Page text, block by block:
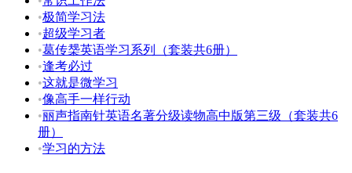
•极简学习法
•超级学习者
•葛传椝英语学习系列（套装共6册）
•逢考必过
•这就是微学习
•像高手一样行动
•丽声指南针英语名著分级读物高中版第三级（套装共6
册）
•学习的方法